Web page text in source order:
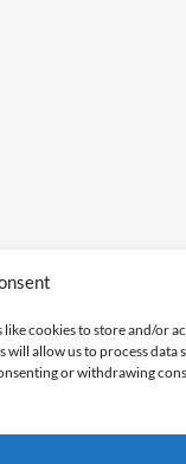
cookies to store and/or
allow us to process data
or withdrawing